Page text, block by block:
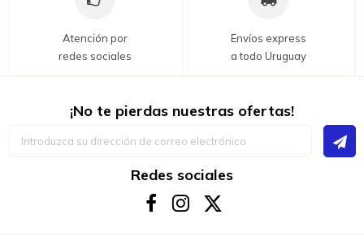
Atención por
redes sociales
Envíos express
a todo Uruguay
¡No te pierdas nuestras ofertas!
Redes sociales